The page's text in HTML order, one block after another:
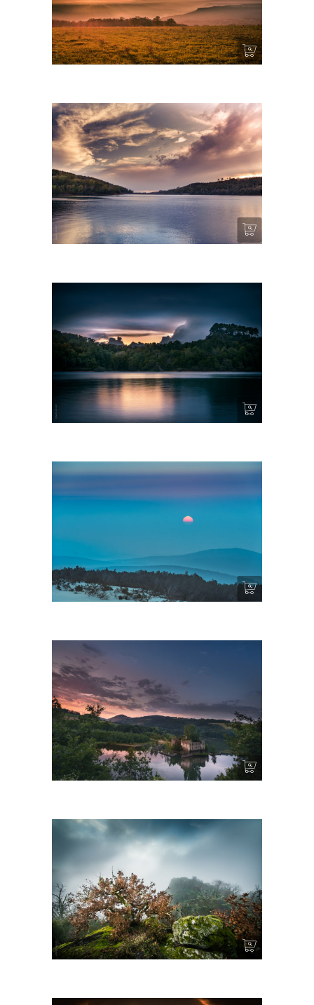
Couchant I – Cordes sur Ciel
Bancalié II
Bancalié III
Cold Rise – Pic de Nore
Destin tragique – Château de Grandval
Errances – Ambialet